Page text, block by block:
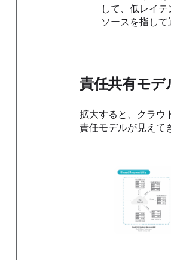
して、低レイ
ソースを指して
責任共有モデ
拡大すると、クラウ
責任モデルが見えて